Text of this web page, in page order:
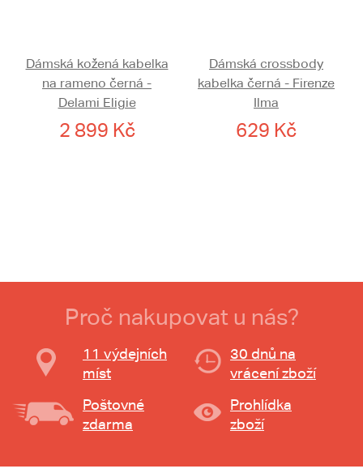
Dámská kožená kabelka
na rameno černá -
Delami Eligie
2 899 Kč
Dámská crossbody
kabelka černá - Firenze
Ilma
629 Kč
Proč nakupovat u nás?
11 výdejních
míst
30 dnů na
vrácení zboží
Poštovné
zdarma
Prohlídka
zboží